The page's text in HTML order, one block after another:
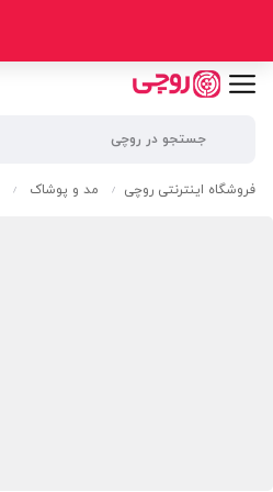
فروشگاه اینترنتی روچی / مد و پوشاک /